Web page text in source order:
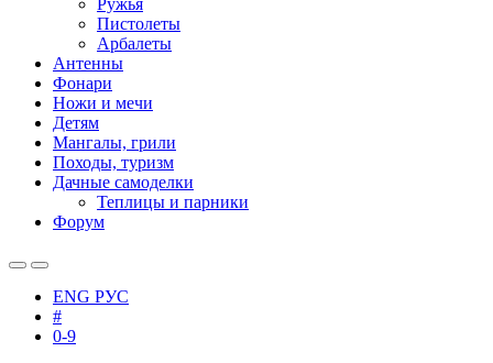
Ружья
Пистолеты
Арбалеты
Антенны
Фонари
Ножи и мечи
Детям
Мангалы, грили
Походы, туризм
Дачные самоделки
Теплицы и парники
Форум
ENG РУС
#
0-9